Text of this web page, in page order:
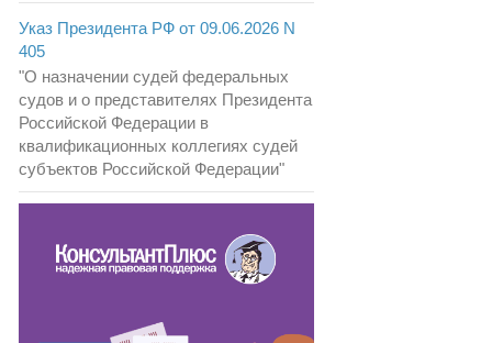
Указ Президента РФ от 09.06.2026 N
405
"О назначении судей федеральных
судов и о представителях Президента
Российской Федерации в
квалификационных коллегиях судей
субъектов Российской Федерации"